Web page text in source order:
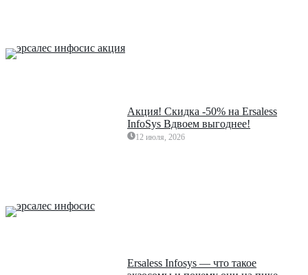
Акция! Скидка -50% на Ersaless
InfoSys Вдвоем выгоднее!
12 июля, 2026
Ersaless Infosys — что такое